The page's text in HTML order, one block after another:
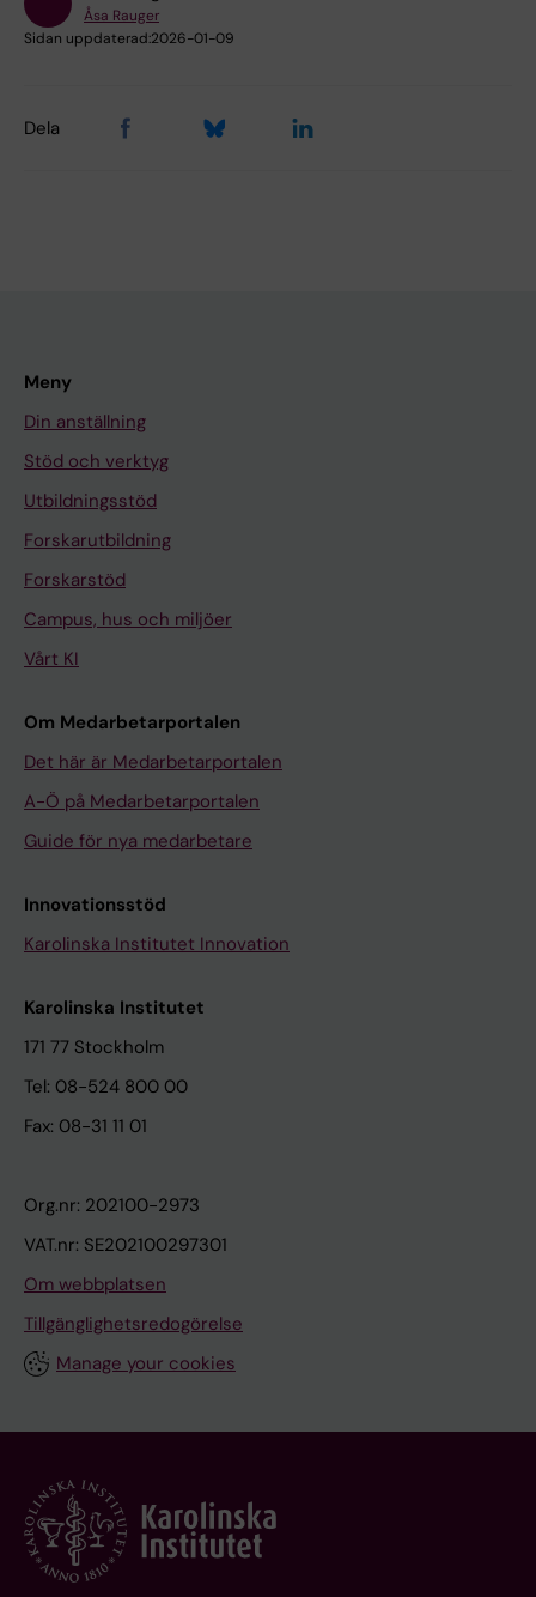
Åsa Rauger
Sidan uppdaterad:2026-01-09
Dela
Meny
Din anställning
Stöd och verktyg
Utbildningsstöd
Forskarutbildning
Forskarstöd
Campus, hus och miljöer
Vårt KI
Om Medarbetarportalen
Det här är Medarbetarportalen
A-Ö på Medarbetarportalen
Guide för nya medarbetare
Innovationsstöd
Karolinska Institutet Innovation
Karolinska Institutet
171 77 Stockholm
Tel: 08-524 800 00
Fax: 08-31 11 01
Org.nr: 202100-2973
VAT.nr: SE202100297301
Om webbplatsen
Tillgänglighetsredogörelse
Manage your cookies